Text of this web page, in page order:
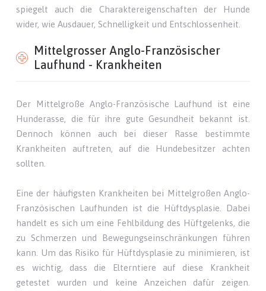
spiegelt auch die Charaktereigenschaften der Hunde
wider, wie Ausdauer, Schnelligkeit und Entschlossenheit.
Mittelgrosser Anglo-Französischer
Laufhund - Krankheiten
Der Mittelgroße Anglo-Französische Laufhund ist eine
Hunderasse, die für ihre gute Gesundheit bekannt ist.
Dennoch können auch bei dieser Rasse bestimmte
Krankheiten auftreten, auf die Hundebesitzer achten
sollten.
Eine der häufigsten Krankheiten bei Mittelgroßen Anglo-
Französischen Laufhunden ist die Hüftdysplasie. Dabei
handelt es sich um eine Fehlbildung des Hüftgelenks, die
zu Schmerzen und Bewegungseinschränkungen führen
kann. Um das Risiko für Hüftdysplasie zu minimieren, ist
es wichtig, dass die Elterntiere auf diese Krankheit
getestet wurden und keine Anzeichen dafür zeigen.